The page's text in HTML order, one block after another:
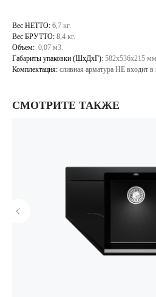
Вес НЕТТО: 6,7 кг.
Вес БРУТТО: 8,4 кг.
Объем: 0,07 м3.
Габариты упаковки (ШхДхГ): 582х536х215
Комплектация: сливная арматура НЕ входит в
СМОТРИТЕ ТАКЖЕ